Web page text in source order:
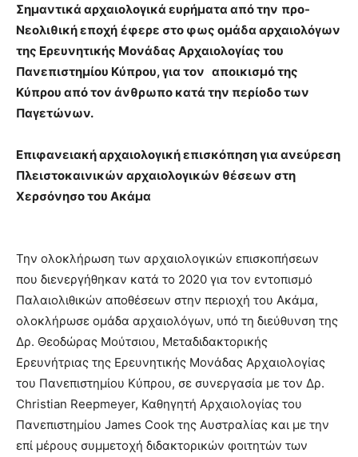
Σημαντικά αρχαιολογικά ευρήματα από την προ-
Νεολιθική εποχή έφερε στο φως ομάδα αρχαιολόγων
της Ερευνητικής Μονάδας Αρχαιολογίας του
Πανεπιστημίου Κύπρου, για τον αποικισμότης
Κύπρου από τον άνθρωπο κατά την περίοδο των
Παγετώνων.
Επιφανειακή αρχαιολογική επισκόπηση για ανεύρεση
Πλειστοκαινικών αρχαιολογικών θέσεων στη
Χερσόνησο του Ακάμα
Την ολοκλήρωση των αρχαιολογικών επισκοπήσεων
που διενεργήθηκαν κατά το 2020 για τον εντοπισμό
Παλαιολιθικών αποθέσεων στην περιοχή του Ακάμα,
ολοκλήρωσε ομάδα αρχαιολόγων, υπό τη διεύθυνση της
Δρ. Θεοδώρας Μούτσιου, Μεταδιδακτορικής
Ερευνήτριας της Ερευνητικής Μονάδας Αρχαιολογίας
του Πανεπιστημίου Κύπρου, σε συνεργασία με τον Δρ.
Christian Reepmeyer, Καθηγητή Αρχαιολογίας του
Πανεπιστημίου James Cook της Αυστραλίας και με την
επί μέρους συμμετοχή διδακτορικών φοιτητών των